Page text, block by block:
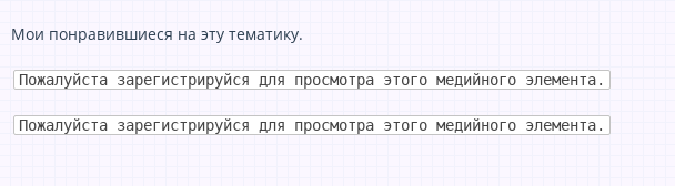
Мои понравившиеся на эту тематику.
Пожалуйста зарегистрируйся для просмотра этого медийного элемента.
Пожалуйста зарегистрируйся для просмотра этого медийного элемента.